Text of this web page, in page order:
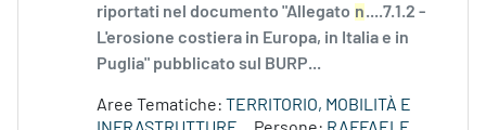
riportati nel documento "Allegato n....7.1.2 -
L'erosione costiera in Europa, in Italia e in
Puglia" pubblicato sul BURP...
Aree Tematiche: TERRITORIO, MOBILITÀ E